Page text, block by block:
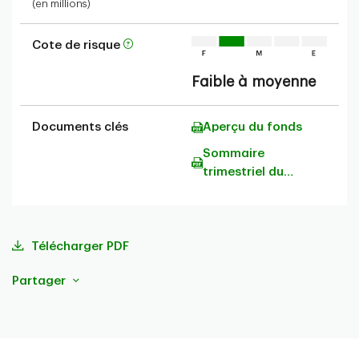
(en millions)
Cote de risque
Faible à moyenne
Documents clés Aperçu du fonds
Sommaire
trimestriel du
Télécharger PDF
Partager